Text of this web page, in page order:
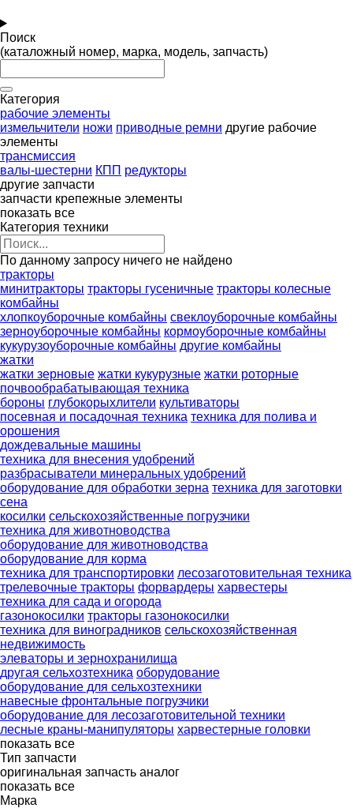
Поиск
(каталожный номер, марка, модель, запчасть)
Категория
рабочие элементы
измельчители ножи приводные ремни другие рабочие
элементы
трансмиссия
валы-шестерни КПП редукторы
другие запчасти
запчасти крепежные элементы
показать все
Категория техники
По данному запросу ничего не найдено
тракторы
минитракторы тракторы гусеничные тракторы колесные
комбайны
хлопкоуборочные комбайны свеклоуборочные комбайны
зерноуборочные комбайны кормоуборочные комбайны
кукурузоуборочные комбайны другие комбайны
жатки
жатки зерновые жатки кукурузные жатки роторные
почвообрабатывающая техника
бороны глубокорыхлители культиваторы
посевная и посадочная техника техника для полива и
орошения
дождевальные машины
техника для внесения удобрений
разбрасыватели минеральных удобрений
оборудование для обработки зерна техника для заготовки
сена
косилки сельскохозяйственные погрузчики
техника для животноводства
оборудование для животноводства
оборудование для корма
техника для транспортировки лесозаготовительная техника
трелевочные тракторы форвардеры харвестеры
техника для сада и огорода
газонокосилки тракторы газонокосилки
техника для виноградников сельскохозяйственная
недвижимость
элеваторы и зернохранилища
другая сельхозтехника оборудование
оборудование для сельхозтехники
навесные фронтальные погрузчики
оборудование для лесозаготовительной техники
лесные краны-манипуляторы харвестерные головки
показать все
Тип запчасти
оригинальная запчасть аналог
показать все
Марка